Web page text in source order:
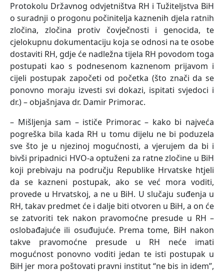
Protokolu Državnog odvjetništva RH i Tužiteljstva BiH
o suradnji o progonu počinitelja kaznenih djela ratnih
zločina, zločina protiv čovječnosti i genocida, te
cjelokupnu dokumentaciju koja se odnosi na te osobe
dostaviti RH, gdje će nadležna tijela RH povodom toga
postupati kao s podnesenom kaznenom prijavom i
cijeli postupak započeti od početka (što znači da se
ponovno moraju izvesti svi dokazi, ispitati svjedoci i
dr.) – objašnjava dr. Damir Primorac.
– Mišljenja sam – ističe Primorac – kako bi najveća
pogreška bila kada RH u tomu dijelu ne bi poduzela
sve što je u njezinoj mogućnosti, a vjerujem da bi i
bivši pripadnici HVO-a optuženi za ratne zločine u BiH
koji prebivaju na području Republike Hrvatske htjeli
da se kazneni postupak, ako se već mora voditi,
provede u Hrvatskoj, a ne u BiH. U slučaju suđenja u
RH, takav predmet će i dalje biti otvoren u BiH, a on će
se zatvoriti tek nakon pravomoćne presude u RH –
oslobađajuće ili osuđujuće. Prema tome, BiH nakon
takve pravomoćne presude u RH neće imati
mogućnost ponovno voditi jedan te isti postupak u
BiH jer mora poštovati pravni institut “ne bis in idem”,